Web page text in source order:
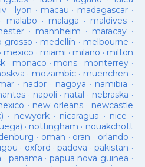
· lyon · macau · madagascar·
· malabo · malaga · maldives·
· mannheim · maracay·
grosso · medellín · melbourne ·
· mexico · miami · milano · milton
· monaco · mons · monterrey ·
· mozambic· muenchen ·
· nador · nagoya · namibia ·
· napoli · natal · nebraska ·
· new orleans· newcastle
· newyork· nicaragua · nice ·
· nottingham · nouakchott
· oman · oran · orlando ·
· oxford ·padova ·pakistan ·
· panama · papua nova guinea ·